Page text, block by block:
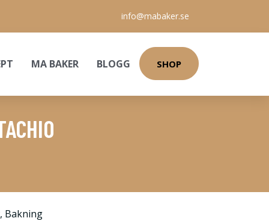
info@mabaker.se
MA BAKER BLOGG SHOP
, Bakning